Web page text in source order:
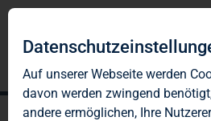
Auf unserer Webseite werden
davon werden zwingend
andere ermöglichen, Ihre